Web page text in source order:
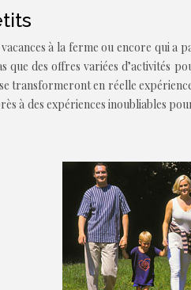
à la ferme ou encore qui a
que des offres variées
transformeront en réelle
à des expériences inoubliables